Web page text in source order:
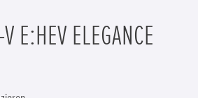
E:HEV ELEGANCE